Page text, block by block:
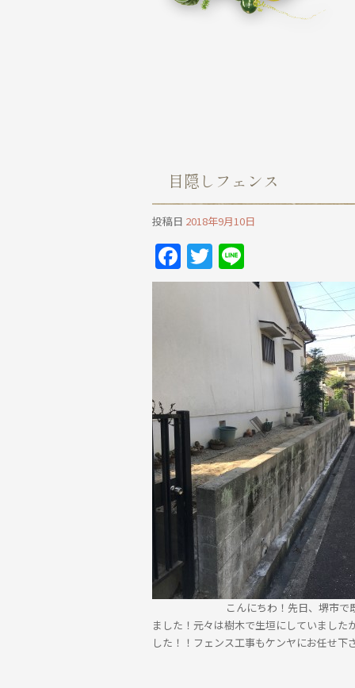
目隠しフェンス
投稿日 2018年9月10日
Facebook
Twitter
こんにちわ！先日、堺市で既存ブロ
ました！元々は樹木で生垣にしていまし
した！！フェンス工事もケンヤにお任せ下